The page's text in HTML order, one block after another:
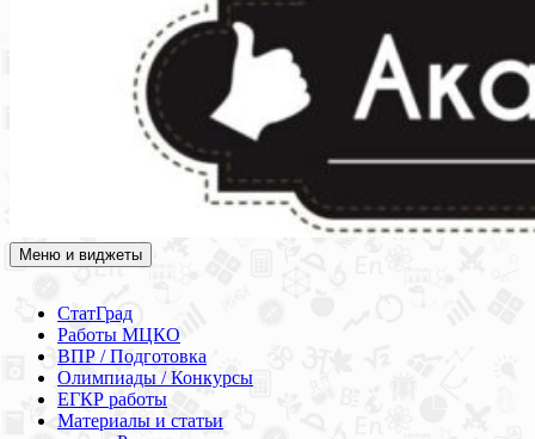
Академия СОВА
Подготовка к ЕГЭ, ОГЭ, ВПР, МЦКО, СтатГрад, КДР, ВОШ,
Меню и виджеты
СтатГрад
Работы МЦКО
ВПР / Подготовка
Олимпиады / Конкурсы
ЕГКР работы
Материалы и статьи